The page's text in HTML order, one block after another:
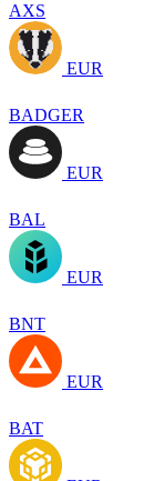
AXS
EUR
BADGER
EUR
BAL
EUR
BNT
EUR
BAT